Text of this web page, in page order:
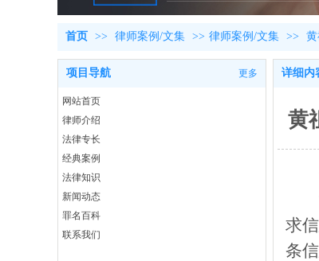
首页 >> 律师案例/文集 >> 律师案例/文集 >>
项目导航 更多
网站首页
律师介绍
法律专长
经典案例
法律知识
新闻动态
罪名百科
联系我们
详细内
黄
求
条